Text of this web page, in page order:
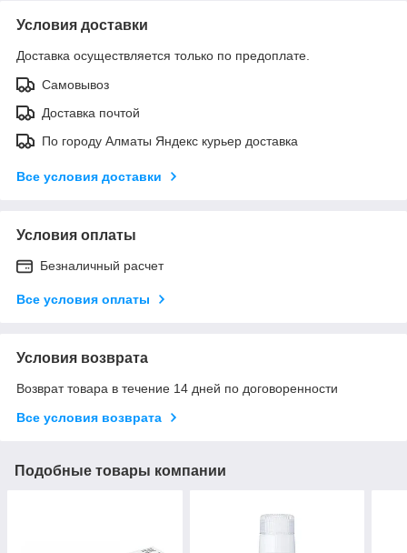
Условия доставки
Доставка осуществляется только по предоплате.
Самовывоз
Доставка почтой
По городу Алматы Яндекс курьер доставка
Все условия доставки
Условия оплаты
Безналичный расчет
Все условия оплаты
Условия возврата
Возврат товара в течение 14 дней по договоренности
Все условия возврата
Подобные товары компании